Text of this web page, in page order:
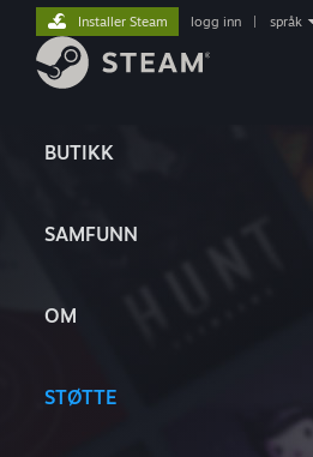
BUTIKK
SAMFUNN
OM
STØTTE
Installer Steam logg inn språk